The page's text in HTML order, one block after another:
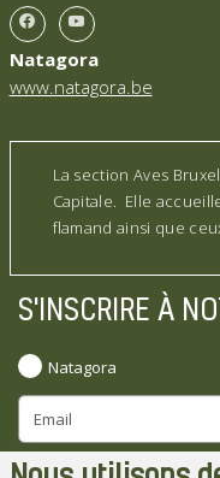
Natagora
www.natagora.be
La section Aves
Capitale. Elle
flamand ainsi que
S'INSCRIRE À
Natagora